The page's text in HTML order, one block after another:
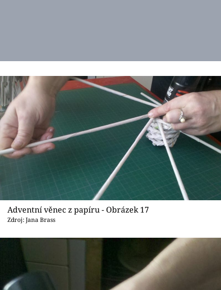
Adventní věnec z papíru - Obrázek 17
Zdroj: Jana Brass